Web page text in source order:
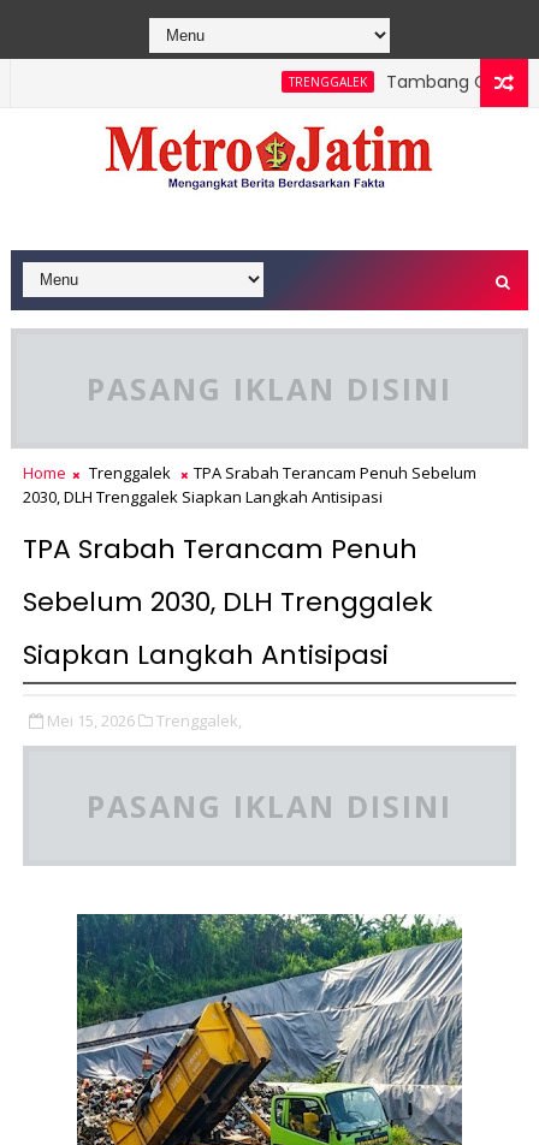
TRENGGALEK
Tambang Galian C
Polsek Bendungan dan Perhutani Patroli Terpadu Serta
PASANG IKLAN DISINI
Home Trenggalek
TPA Srabah Terancam Penuh Sebelum
2030, DLH Trenggalek Siapkan Langkah Antisipasi
TPA Srabah Terancam Penuh
Sebelum 2030, DLH Trenggalek
Siapkan Langkah Antisipasi
Mei 15, 2026 Trenggalek,
PASANG IKLAN DISINI